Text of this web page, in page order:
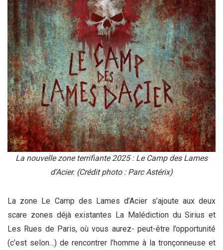
La nouvelle zone terrifiante 2025 : Le Camp des Lames
d’Acier. (Crédit photo : Parc Astérix)
La zone Le Camp des Lames d’Acier s’ajoute aux deux
scare zones déjà existantes La Malédiction du Sirius et
Les Rues de Paris, où vous aurez- peut-être l’opportunité
(c’est selon…) de rencontrer l’homme à la tronçonneuse et